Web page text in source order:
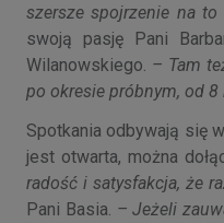
szersze spojrzenie na
swoją pasję Pani
Wilanowskiego. – Tam
po okresie próbnym, od
Spotkania odbywają się
jest otwarta, można
radość i satysfakcja, że
Pani Basia. – Jeżeli